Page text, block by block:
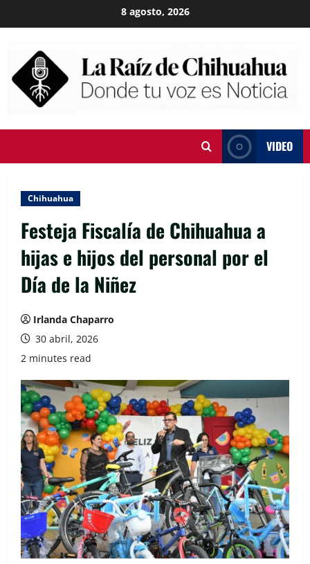
to
8 agosto, 2026
VIDEO
Chihuahua
Festeja Fiscalía de Chihuahua a
hijas e hijos del personal por el
Día de la Niñez
Irlanda Chaparro
30 abril, 2026
2 minutes read